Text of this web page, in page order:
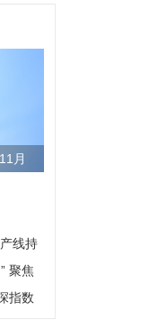
月
线持
聚焦
指数